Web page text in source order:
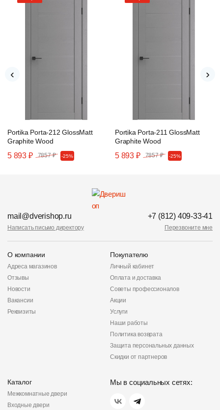
Portika Porta-212 GlossMatt
Graphite Wood
5 893 ₽ 7857 ₽ -25%
Portika Porta-211 GlossMatt
Graphite Wood
5 893 ₽ 7857 ₽ -25%
‹ ›
mail@dverishop.ru
Написать письмо директору
+7 (812) 409-33-41
Перезвоните мне
О компании
Адреса магазинов
Отзывы
Новости
Вакансии
Реквизиты
Покупателю
Личный кабинет
Оплата и доставка
Советы профессионалов
Акции
Услуги
Наши работы
Политика возврата
Защита персональных данных
Скидки от партнеров
Каталог
Межкомнатные двери
Входные двери
Мы в социальных сетях: